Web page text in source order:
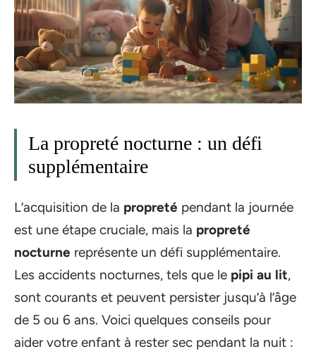
La propreté nocturne : un défi
supplémentaire
L’acquisition de la propreté pendant la journée
est une étape cruciale, mais la propreté
nocturne représente un défi supplémentaire.
Les accidents nocturnes, tels que le pipi au lit,
sont courants et peuvent persister jusqu’à l’âge
de 5 ou 6 ans. Voici quelques conseils pour
aider votre enfant à rester sec pendant la nuit :